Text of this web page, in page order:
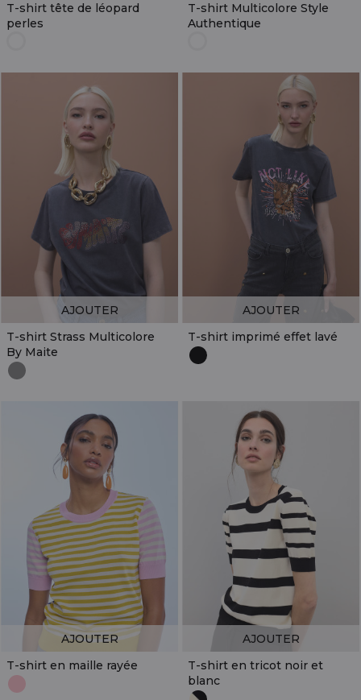
T-shirt tête de léopard
perles
T-shirt Multicolore Style
Authentique
T-shirt Strass Multicolore
By Maite
AJOUTER
T-shirt imprimé effet lavé
AJOUTER
T-shirt en maille rayée
AJOUTER
T-shirt en tricot noir et
blanc
AJOUTER